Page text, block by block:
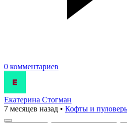
0 комментариев
Екатерина Стогман
7 месяцев назад • Кофты и